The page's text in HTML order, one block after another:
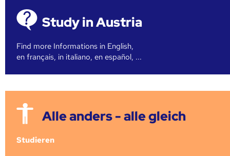
Study in Austria
Find more Informations in English,
en français, in italiano, en español, ...
Alle anders - alle gleich
Studieren